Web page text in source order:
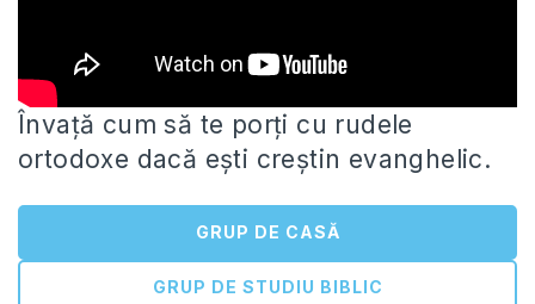
Învață cum să te porți cu rudele
ortodoxe dacă ești creștin evanghelic.
GRUP DE CASĂ
GRUP DE STUDIU BIBLIC